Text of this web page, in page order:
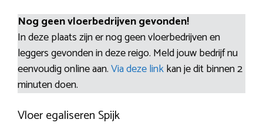
Nog geen vloerbedrijven gevonden!
In deze plaats zijn er nog geen vloerbedrijven en
leggers gevonden in deze reigo. Meld jouw bedrijf nu
eenvoudig online aan.Via deze linkkan je dit binnen 2
minuten doen.
Vloer egaliseren Spijk